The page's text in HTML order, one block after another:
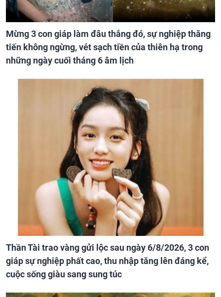
Mừng 3 con giáp làm đâu thắng đó, sự nghiệp thăng
tiến không ngừng, vét sạch tiền của thiên hạ trong
những ngày cuối tháng 6 âm lịch
Thần Tài trao vàng gửi lộc sau ngày 6/8/2026, 3 con
giáp sự nghiệp phất cao, thu nhập tăng lên đáng kể,
cuộc sống giàu sang sung túc